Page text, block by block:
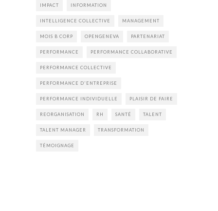
IMPACT INFORMATION
INTELLIGENCE COLLECTIVE MANAGEMENT
MOIS B CORP OPENGENEVA PARTENARIAT
PERFORMANCE PERFORMANCE COLLABORATIVE
PERFORMANCE COLLECTIVE
PERFORMANCE D'ENTREPRISE
PERFORMANCE INDIVIDUELLE PLAISIR DE FAIRE
REORGANISATION RH SANTÉ TALENT
TALENT MANAGER TRANSFORMATION
TÉMOIGNAGE